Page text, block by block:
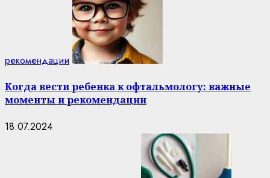
рекомендации
Когда вести ребенка к офтальмологу: важные
моменты и рекомендации
18.07.2024